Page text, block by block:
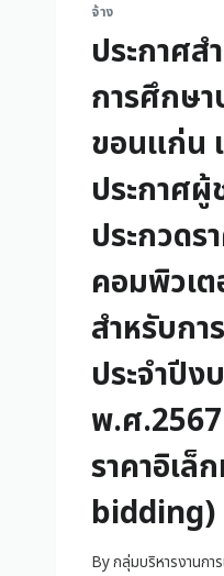
จ้าง
ประกาศ
การศึกษ
ขอนแก่น
ประกาศผู้
ประกวดร
คอมพิวเ
สำหรับกา
ประจำปีง
พ.ศ
ราคาอิเล็
bidding)
Byกลุ่มบริหารงานกา